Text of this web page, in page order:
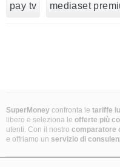
pay tv mediaset
SuperMoney confronta le tariffe
libero e seleziona le offerte più
utenti. Con il nostro comparatore
e offriamo un servizio di